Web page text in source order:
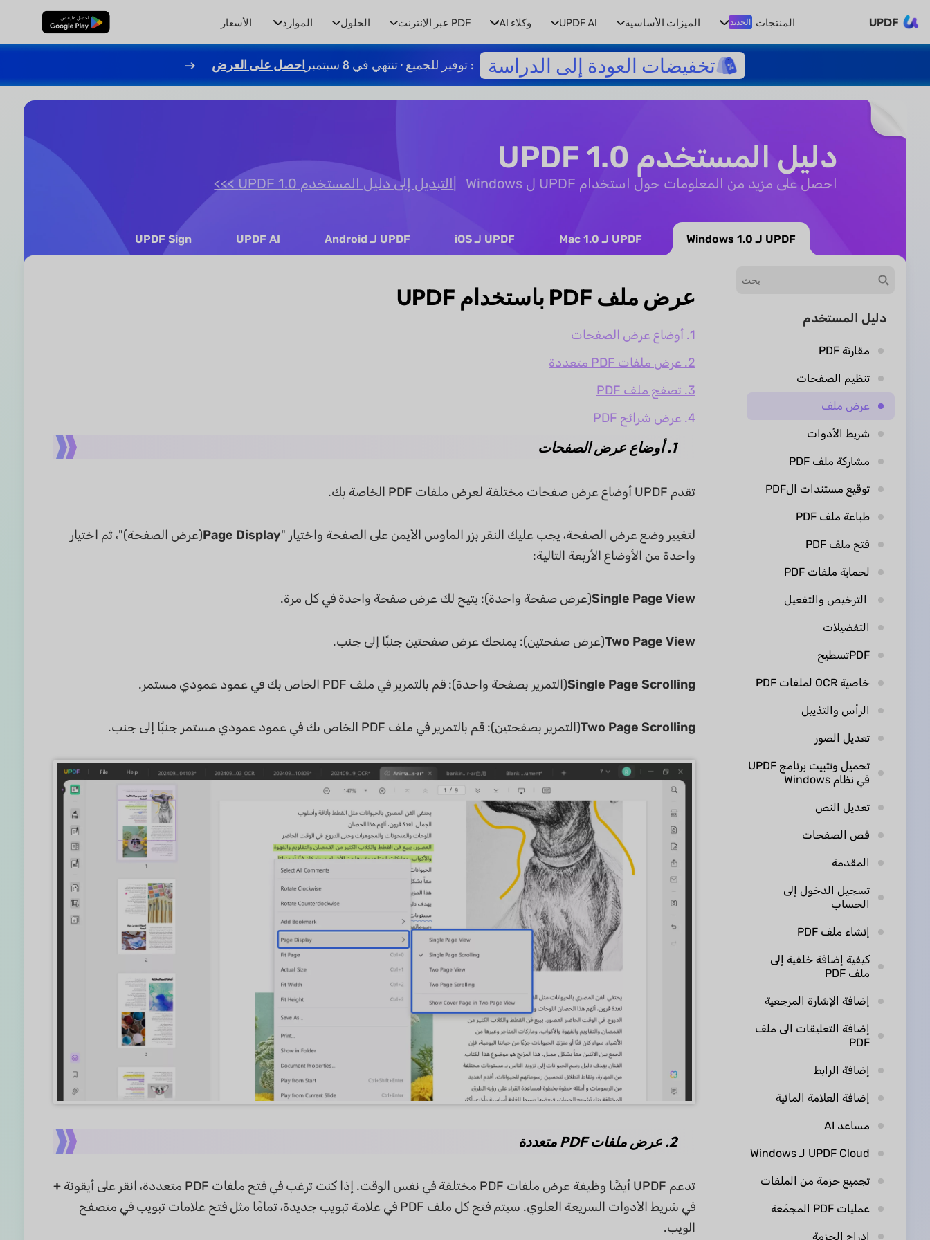
UPDF المنتجات الجديد الميزات الأساسية UPDF AI وكلاء AI PDF عبر الإنترنت الحلول الموارد الأسعار تنزيل مجاني
تخفيضات العودة إلى الدراسة : توفير للجميع · تنتهي في 8 سبتمبر احصل على العرض
دليل المستخدم UPDF 1.0
احصل على مزيد من المعلومات حول استخدام UPDF ل Windows التبديل إلى دليل المستخدم UPDF 1.0 >>>
UPDF لـ Windows 1.0 UPDF لـ Mac 1.0 UPDF لـ iOS UPDF لـ Android UPDF AI
UPDF Sign
دليل المستخدم
مقارنة PDF
تنظيم الصفحات
عرض ملف
شريط الأدوات
مشاركة ملف PDF
توقيع مستندات الPDF
طباعة ملف PDF
فتح ملف PDF
لحماية ملفات PDF
الترخيص والتفعيل
التفضيلات
PDFتسطيح
خاصية OCR لملفات PDF
الرأس والتذييل
تعديل الصور
تحميل وتثبيت برنامج UPDF
في نظام Windows
تعديل النص
قص الصفحات
المقدمة
تسجيل الدخول إلى
الحساب
إنشاء ملف PDF
كيفية إضافة خلفية إلى
ملف PDF
إضافة الإشارة المرجعية
إضافة التعليقات الى ملف
PDF
إضافة الرابط
إضافة العلامة المائية
مساعد AI
UPDF Cloud لـ Windows
تجميع حزمة من الملفات
عمليات PDF المجمّعة
إدراج الحزمة
عرض ملف PDF باستخدام UPDF
1. أوضاع عرض الصفحات
2. عرض ملفات PDF متعددة
3. تصفح ملف PDF
4. عرض شرائح PDF
1. أوضاع عرض الصفحات
تقدم UPDF أوضاع عرض صفحات مختلفة لعرض ملفات PDF الخاصة بك.
لتغيير وضع عرض الصفحة، يجب عليك النقر بزر الماوس الأيمن على الصفحة واختيار "Page Display(عرض الصفحة)"، ثم اختيار
واحدة من الأوضاع الأربعة التالية:
Single Page View(عرض صفحة واحدة): يتيح لك عرض صفحة واحدة في كل مرة.
Two Page View(عرض صفحتين): يمنحك عرض صفحتين جنبًا إلى جنب.
Single Page Scrolling(التمرير بصفحة واحدة): قم بالتمرير في ملف PDF الخاص بك في عمود عمودي مستمر.
Two Page Scrolling(التمرير بصفحتين): قم بالتمرير في ملف PDF الخاص بك في عمود عمودي مستمر جنبًا إلى جنب.
2. عرض ملفات PDF متعددة
تدعم UPDF أيضًا وظيفة عرض ملفات PDF مختلفة في نفس الوقت. إذا كنت ترغب في فتح ملفات PDF متعددة، انقر على أيقونة
+
في شريط الأدوات السريعة العلوي. سيتم فتح كل ملف PDF في علامة تبويب جديدة، تمامًا مثل فتح علامات تبويب في متصفح
الويب.